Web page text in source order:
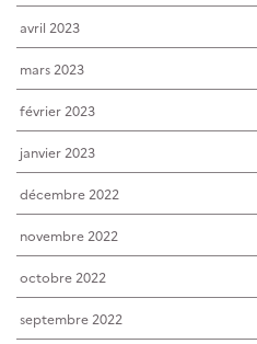
avril 2023
mars 2023
février 2023
janvier 2023
décembre 2022
novembre 2022
octobre 2022
septembre 2022